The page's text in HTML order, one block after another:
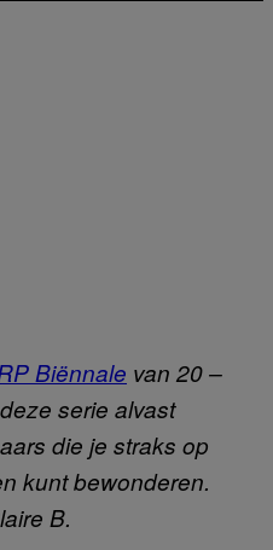
Biënnale van 20 –
serie alvast
die je straks op
kunt bewonderen.
B.